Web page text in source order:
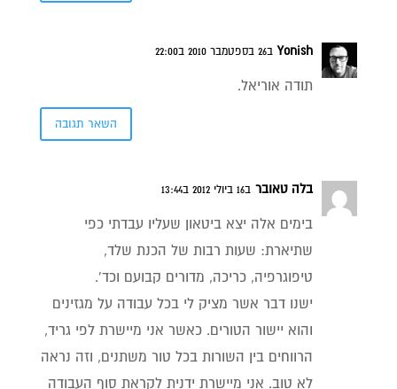
Yonish ב26 בספטמבר 2010 ב22:00
תודה אוריאל.
השאר תגובה
בלה טאובר ב16 ביולי 2012 ב13:44
בימים אלה יצא ביטאון שעליו עבדתי כפי
שתיארת: שעות רבות של הכנת שלד,
טיפוגרפיה, כריכה, מדורים קבועם וכד'.
ישנו דבר אשר מציק לי בכל עבודה על מגזינים
והוא יישור הטורים. כאשר אני מיישרת לפי גריד,
הרווחים בין השורות בכל טור משתנים, וזה נראה
לא טוב. אני מיישרת ידנית לקראת סוף העבודה